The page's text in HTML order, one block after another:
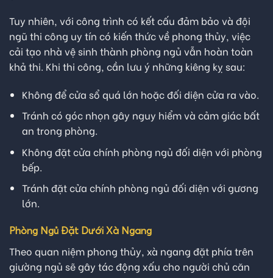
Tuy nhiên, với công trình có kết cấu đảm bảo và đội
ngũ thi công uy tín có kiến thức về phong thủy, việc
cải tạo nhà vệ sinh thành phòng ngủ vẫn hoàn toàn
khả thi. Khi thi công, cần lưu ý những kiêng kỵ sau:
Không để cửa sổ quá lớn hoặc đối diện cửa ra vào.
Tránh có góc nhọn gây nguy hiểm và cảm giác bất
an trong phòng.
Không đặt cửa chính phòng ngủ đối diện với phòng
bếp.
Tránh đặt cửa chính phòng ngủ đối diện với gương
lớn.
Phòng Ngủ Đặt Dưới Xà Ngang
Theo quan niệm phong thủy, xà ngang đặt phía trên
giường ngủ sẽ gây tác động xấu cho người chủ căn